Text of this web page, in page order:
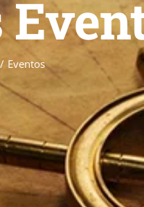
Eventos